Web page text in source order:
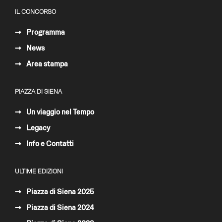
IL CONCORSO
Programma
News
Area stampa
PIAZZA DI SIENA
Un viaggio nel Tempo
Legacy
Info e Contatti
ULTIME EDIZIONI
Piazza di Siena 2025
Piazza di Siena 2024